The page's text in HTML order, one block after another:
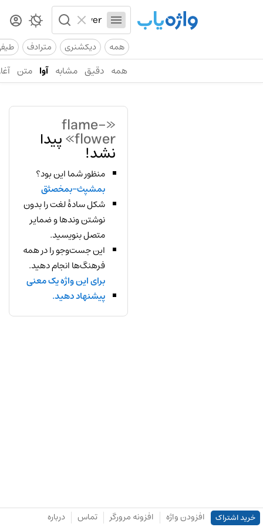
همه دیکشنری مترادف
همه دقیق مشابه آوا متن
«flame-
flower» پیدا
نشد!
منظور شما این بود؟
بمشپث-بمخصثق
شکل سادهٔ لغت را بدون
نوشتن وندها و ضمایر
متصل بنویسید.
این جست‌وجو را در همه
فرهنگ‌ها انجام دهید.
برای این واژه یک معنی
پیشنهاد دهید.
خرید اشتراک افزودن واژه افزونه مرورگر تماس درباره